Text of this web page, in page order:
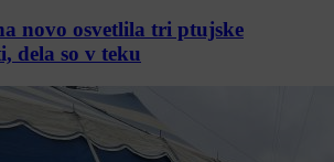
novo osvetlila tri ptujske
dela so v teku